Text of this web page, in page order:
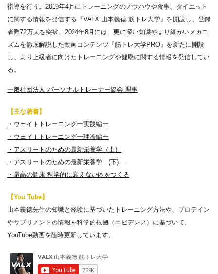
指導を行う。2019年4月にトレーニングのノウハウや食事、ダイエット
に関する情報を発信する『VALX 山本義徳 筋トレ大学』を開設し、登録
者数72万人を突破。2024年8月には、更に深い知識やより細かいメカニ
ズムを徹底解説した動画コンテンツ『筋トレ大学PRO』を新たに開設
し、より上級者に向けたトレーニングや健康に関する情報を発信してい
る。
一般社団法人 パーソナルトレーナー協会 理事
【主な著書】
・ウェイトトレーニングー実践編ー
・ウェイトトレーニングー理論編ー
・アスリートのための最新栄養学（上）
・アスリートのための最新栄養学 (下)
・最高の健康 科学的に衰えない体をつくる
【You Tube】
山本義徳先生の知識と経験に基づいたトレーニング方法や、プロテイン
やサプリメントの情報を科学的根拠（エビデンス）に基づいて、
YouTube動画を随時更新しています。